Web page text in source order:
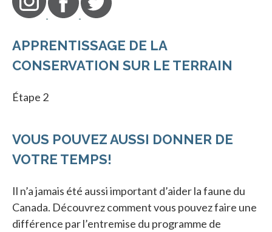
APPRENTISSAGE DE LA
CONSERVATION SUR LE TERRAIN
Étape 2
VOUS POUVEZ AUSSI DONNER DE
VOTRE TEMPS!
Il n’a jamais été aussi important d’aider la faune du
Canada. Découvrez comment vous pouvez faire une
différence par l’entremise du programme de